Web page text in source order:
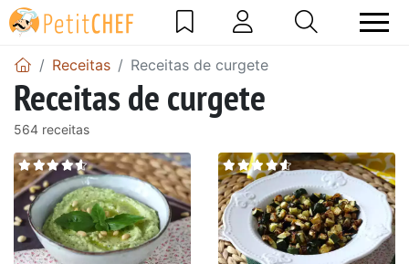
Receitas Receitas de curgete
Receitas de curgete
564 receitas